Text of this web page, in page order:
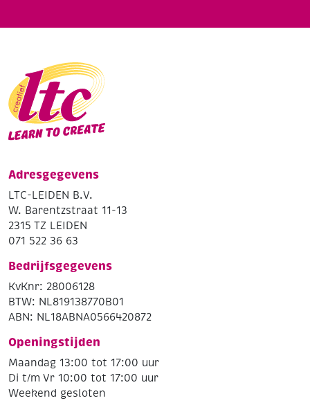
Adresgegevens
LTC-LEIDEN B.V.
W. Barentzstraat 11-13
2315 TZ LEIDEN
071 522 36 63
Bedrijfsgegevens
KvKnr: 28006128
BTW: NL819138770B01
ABN: NL18ABNA0566420872
Openingstijden
Maandag 13:00 tot 17:00 uur
Di t/m Vr 10:00 tot 17:00 uur
Weekend gesloten